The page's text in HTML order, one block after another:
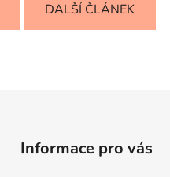
DALŠÍ ČLÁNEK
Informace pro vás